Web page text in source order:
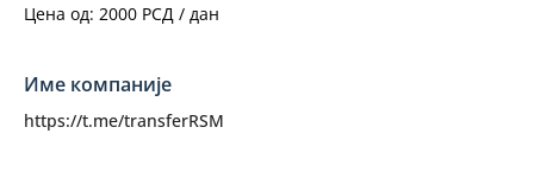
Цена од: 2000 РСД / дан
Име компаније
https://t.me/transferRSM